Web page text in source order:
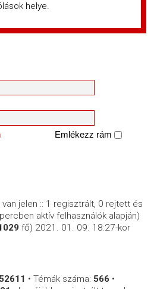
helye.
Emlékezz rám
jelen :: 1 regisztrált, 0 rejtett és
aktív felhasználók alapján)
fő) 2021. 01. 09. 18:27-kor
• Témák száma: 566•